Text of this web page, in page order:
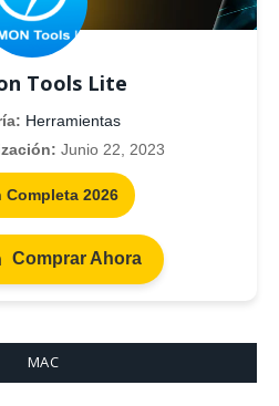
Tools Lite
Herramientas
Junio 22, 2023
Completa 2026
Comprar Ahora
MAC